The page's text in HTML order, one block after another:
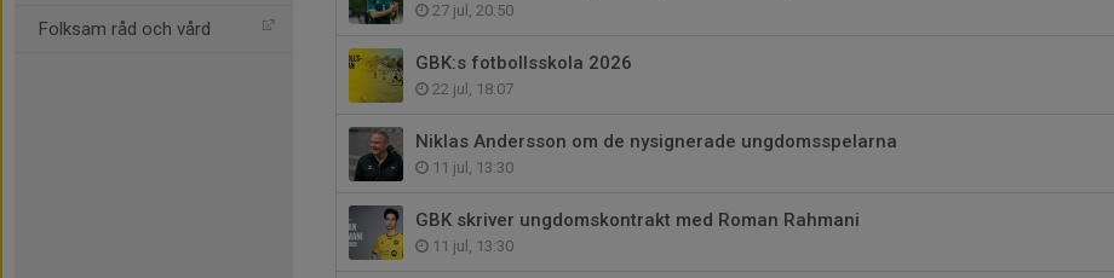
Folksam råd och vård
27 jul, 20:50
GBK:s fotbollsskola 2026
22 jul, 18:07
Niklas Andersson om de nysignerade ungdomsspelarna
11 jul, 13:30
GBK skriver ungdomskontrakt med Roman Rahmani
11 jul, 13:30